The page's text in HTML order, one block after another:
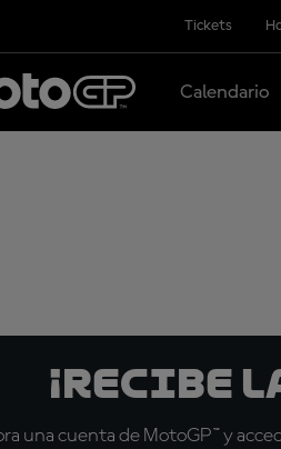
Tickets
Calendario
¡Recibe
una cuenta de MotoGP™ y